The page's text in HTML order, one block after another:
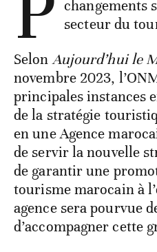
changements
secteur du
SelonAujourd’hui le
novembre 2023,
principales instances
de la stratégie
en une Agence
de servir la nouvelle
de garantir une
tourisme marocain à
agence sera pourvue
d’accompagner cette